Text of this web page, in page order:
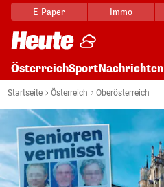
E-Paper Immo
ÖsterreichSportNachrichten
Startseite Österreich Oberösterreich